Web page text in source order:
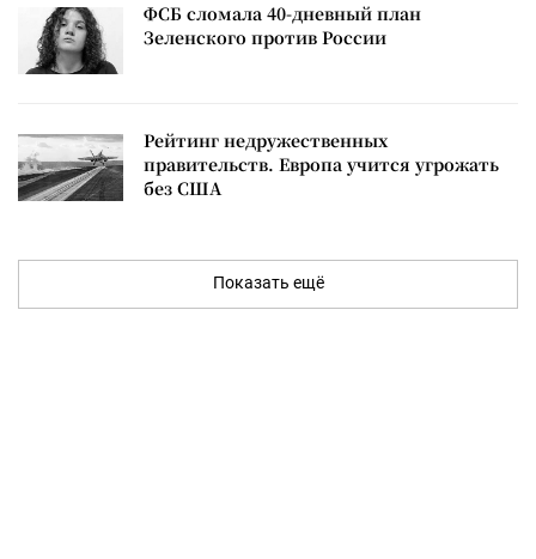
ФСБ сломала 40-дневный план
Зеленского против России
Рейтинг недружественных
правительств. Европа учится угрожать
без США
Показать ещё